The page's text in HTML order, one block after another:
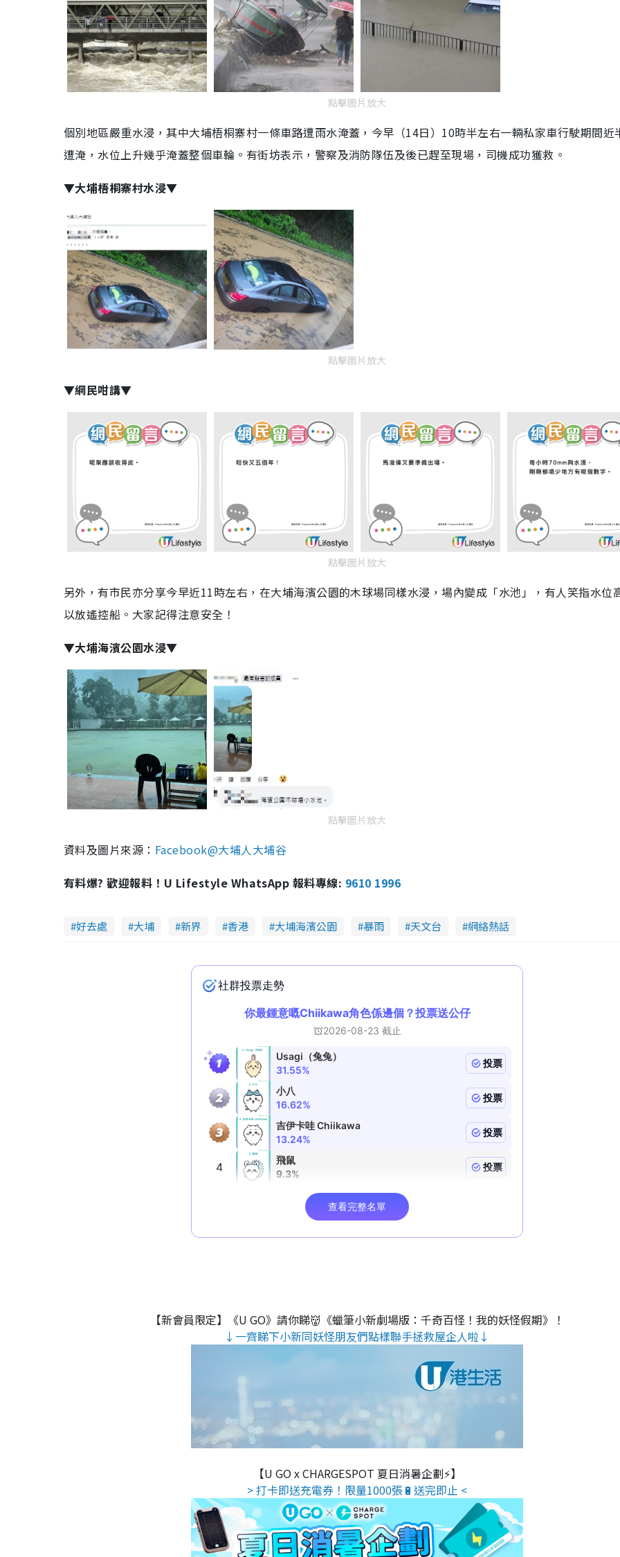
點擊圖片放大
個別地區嚴重水浸，其中大埔梧桐寨村一條車路遭雨水淹蓋，今早（14日）10時半左右一輛私家車行駛期間近
遭淹，水位上升幾乎淹蓋整個車輪。有街坊表示，警察及消防隊伍及後已趕至現場，司機成功獲救。
▼大埔梧桐寨村水浸▼
點擊圖片放大
▼網民咁講▼
點擊圖片放大
另外，有市民亦分享今早近11時左右，在大埔海濱公園的木球場同樣水浸，場內變成「水池」，有人笑指水位
以放遙控船。大家記得注意安全！
▼大埔海濱公園水浸▼
點擊圖片放大
資料及圖片來源： Facebook@大埔人大埔谷
有料爆? 歡迎報料！U Lifestyle WhatsApp 報料專線: 9610 1996
好去處 大埔 新界 香港 大埔海濱公園 暴雨 天文台 網絡熱話
【新會員限定】《U GO》請你睇👹《蠟筆小新劇場版：千奇百怪！我的妖怪假期》！
↓一齊睇下小新同妖怪朋友們點樣聯手拯救屋企人啦↓
【U GO x CHARGESPOT 夏日消暑企劃⚡】
> 打卡即送充電券！限量1000張🔋送完即止 <